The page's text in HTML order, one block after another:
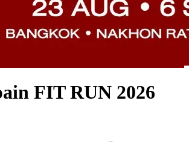
FIT RUN 2026